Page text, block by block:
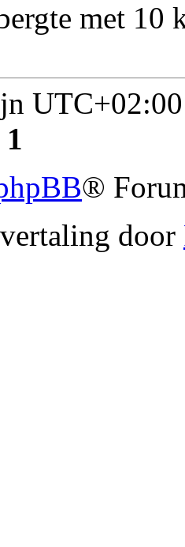
met 10
UTC+02:00
1
®
door